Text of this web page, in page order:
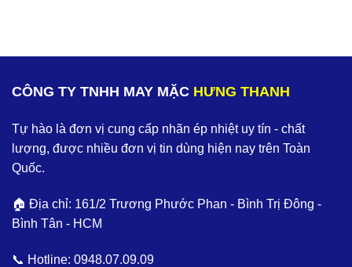
CÔNG TY TNHH MAY MẶC HƯNG THANH
Tự hào là đơn vị cung cấp nhãn ép nhiệt uy tín - chất
lượng, được nhiều đơn vị tin dùng hiện nay trên Toàn
Quốc.
🏠 Địa chỉ: 161/2 Trương Phước Phan - Bình Trị Đông -
Bình Tân - HCM
📞 Hotline: 0948.07.09.09